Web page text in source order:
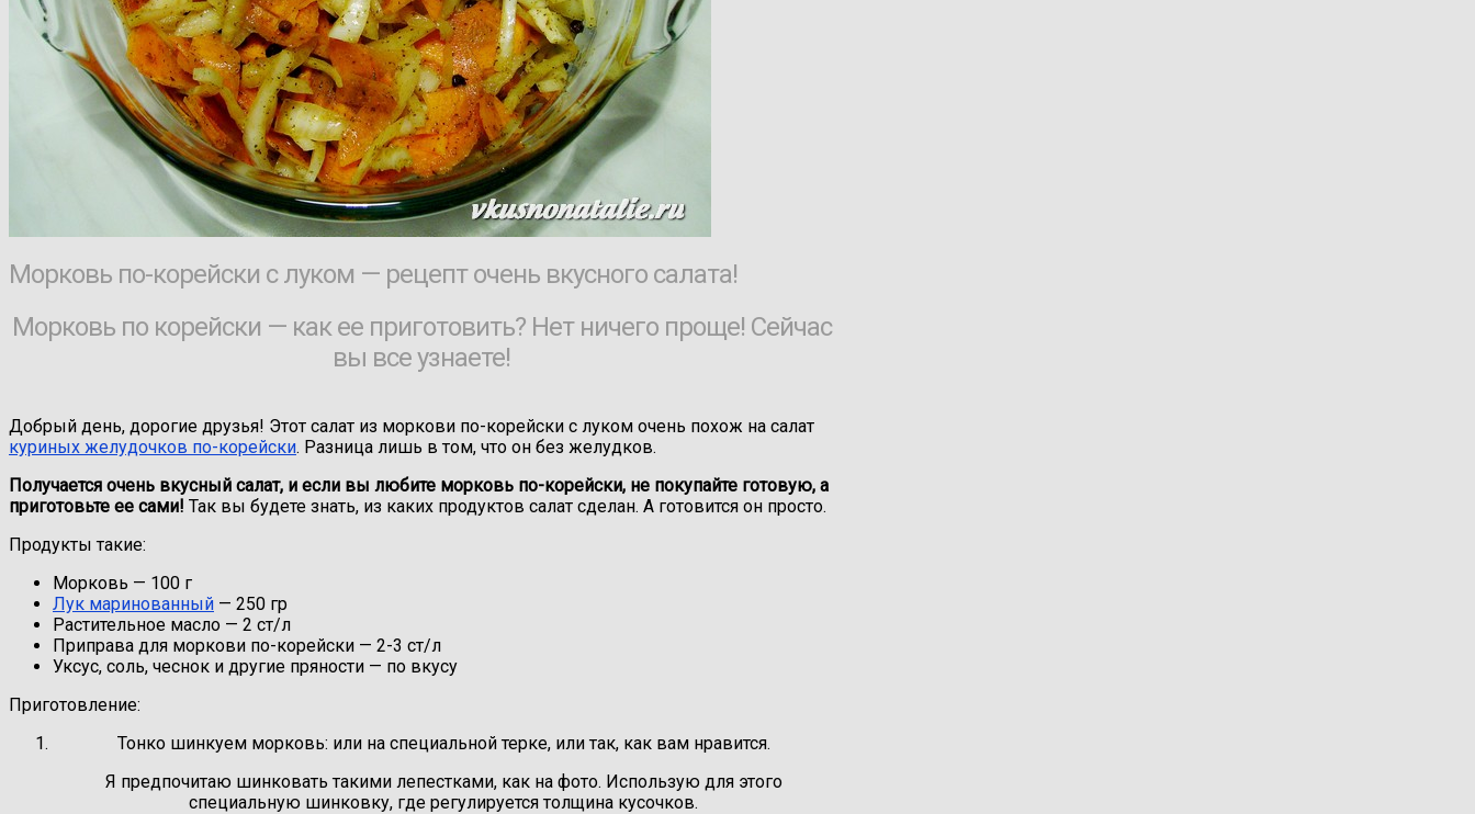
Морковь по-корейски с луком — рецепт очень вкусного салата!
Морковь по корейски — как ее приготовить? Нет ничего проще! Сейчас
вы все узнаете!
Добрый день, дорогие друзья! Этот салат из моркови по-корейски с луком очень похож на салат
куриных желудочков по-корейски. Разница лишь в том, что он без желудков.
Получается очень вкусный салат, и если вы любите морковь по-корейски, не покупайте готовую, а
приготовьте ее сами! Так вы будете знать, из каких продуктов салат сделан. А готовится он просто.
Продукты такие:
Морковь — 100 г
Лук маринованный — 250 гр
Растительное масло — 2 ст/л
Приправа для моркови по-корейски — 2-3 ст/л
Уксус, соль, чеснок и другие пряности — по вкусу
Приготовление:
Тонко шинкуем морковь: или на специальной терке, или так, как вам нравится.
Я предпочитаю шинковать такими лепестками, как на фото. Использую для этого
специальную шинковку, где регулируется толщина кусочков.